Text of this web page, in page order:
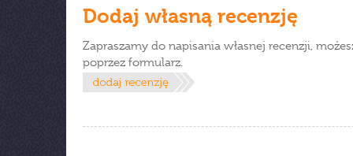
Dodaj własną recenzję
Zapraszamy do napisania własnej recenzji,
poprzez formularz.